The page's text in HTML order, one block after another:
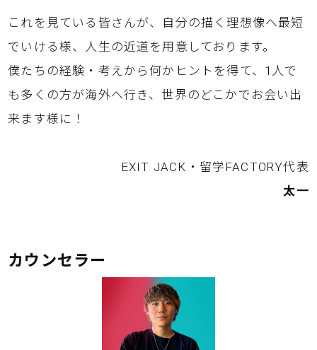
これを見ている皆さんが、自分の描く理想像へ最短
でいける様、人生の近道を用意しております。
僕たちの経験・考えから何かヒントを得て、1人で
も多くの方が海外へ行き、世界のどこかでお会い出
来ます様に！
EXIT JACK・留学FACTORY代表
太一
カウンセラー